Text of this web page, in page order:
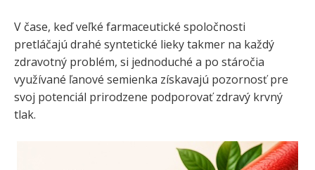
V čase, keď veľké farmaceutické spoločnosti
pretláčajú drahé syntetické lieky takmer na každý
zdravotný problém, si jednoduché a po stáročia
využívané ľanové semienka získavajú pozornosť pre
svoj potenciál prirodzene podporovať zdravý krvný
tlak.